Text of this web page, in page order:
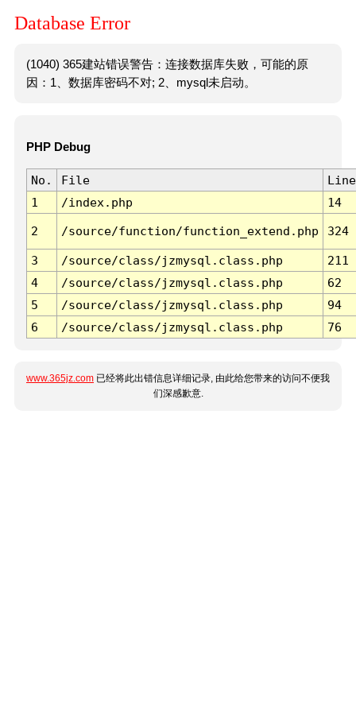
Database Error
(1040) 365建站错误警告：连接数据库失败，可能的原
因：1、数据库密码不对; 2、mysql未启动。
PHP Debug
No. File
Line
1
/index.php 14
2 /source/function/function_extend.php 324
3 /source/class/jzmysql.class.php
211
4
/source/class/jzmysql.class.php
62
5
/source/class/jzmysql.class.php
94
6
/source/class/jzmysql.class.php 76
www.365jz.com 已经将此出错信息详细记录, 由此给您带来的访问不便我
们深感歉意.